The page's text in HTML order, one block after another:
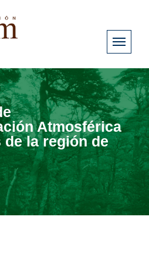
Atmosférica
de la región de